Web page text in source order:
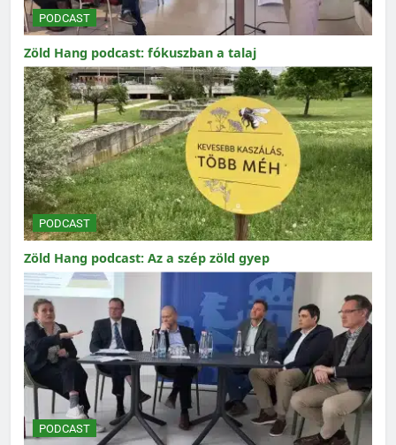
PODCAST
Zöld Hang podcast: fókuszban a talaj
PODCAST
Zöld Hang podcast: Az a szép zöld gyep
PODCAST